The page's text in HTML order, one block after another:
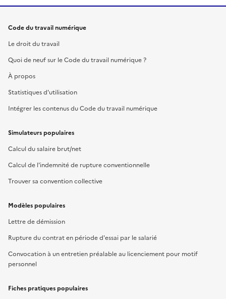
Code du travail numérique
Le droit du travail
Quoi de neuf sur le Code du travail numérique ?
À propos
Statistiques d'utilisation
Intégrer les contenus du Code du travail numérique
Simulateurs populaires
Calcul du salaire brut/net
Calcul de l'indemnité de rupture conventionnelle
Trouver sa convention collective
Modèles populaires
Lettre de démission
Rupture du contrat en période d'essai par le salarié
Convocation à un entretien préalable au licenciement pour motif
personnel
Fiches pratiques populaires